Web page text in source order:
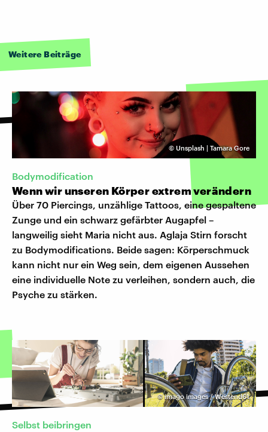
Weitere Beiträge
© Unsplash | Tamara Gore
Bodymodification
Wenn wir unseren Körper extrem verändern
Über 70 Piercings, unzählige Tattoos, eine gespaltene
Zunge und ein schwarz gefärbter Augapfel –
langweilig sieht Maria nicht aus. Aglaja Stirn forscht
zu Bodymodifications. Beide sagen: Körperschmuck
kann nicht nur ein Weg sein, dem eigenen Aussehen
eine individuelle Note zu verleihen, sondern auch, die
Psyche zu stärken.
©imago images / Westend61
Selbst beibringen